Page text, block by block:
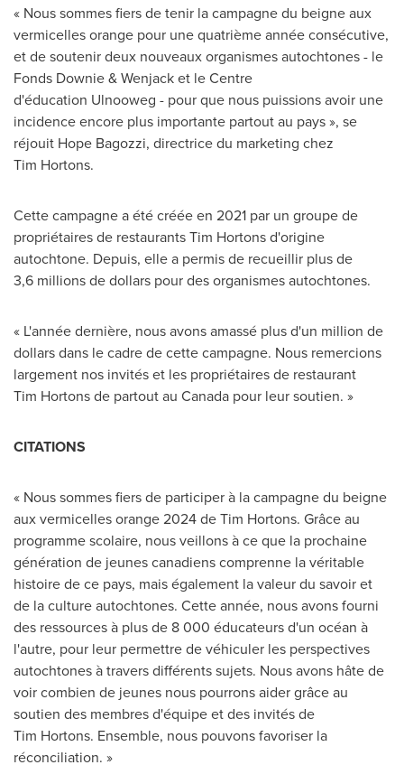
« Nous sommes fiers de tenir la campagne du beigne aux
vermicelles orange pour une quatrième année consécutive,
et de soutenir deux nouveaux organismes autochtones - le
Fonds Downie & Wenjack et le Centre
d'éducation Ulnooweg - pour que nous puissions avoir une
incidence encore plus importante partout au pays », se
réjouit Hope Bagozzi, directrice du marketing chez
Tim Hortons.
Cette campagne a été créée en 2021 par un groupe de
propriétaires de restaurants Tim Hortons d'origine
autochtone. Depuis, elle a permis de recueillir plus de
3,6 millions de dollars pour des organismes autochtones.
« L'année dernière, nous avons amassé plus d'un million de
dollars dans le cadre de cette campagne. Nous remercions
largement nos invités et les propriétaires de restaurant
Tim Hortons de partout au Canada pour leur soutien. »
CITATIONS
« Nous sommes fiers de participer à la campagne du beigne
aux vermicelles orange 2024 de Tim Hortons. Grâce au
programme scolaire, nous veillons à ce que la prochaine
génération de jeunes canadiens comprenne la véritable
histoire de ce pays, mais également la valeur du savoir et
de la culture autochtones. Cette année, nous avons fourni
des ressources à plus de 8 000 éducateurs d'un océan à
l'autre, pour leur permettre de véhiculer les perspectives
autochtones à travers différents sujets. Nous avons hâte de
voir combien de jeunes nous pourrons aider grâce au
soutien des membres d'équipe et des invités de
Tim Hortons. Ensemble, nous pouvons favoriser la
réconciliation. »